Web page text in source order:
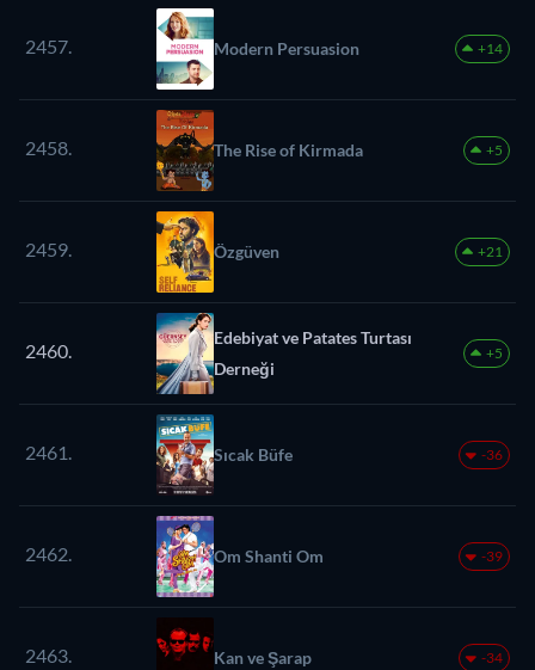
2457. Modern Persuasion +14
2458. The Rise of Kirmada +5
2459. Özgüven +21
2460.
Edebiyat ve Patates Turtası
Derneği
+5
2461. Sıcak Büfe -36
2462. Om Shanti Om -39
2463. Kan ve Şarap -34